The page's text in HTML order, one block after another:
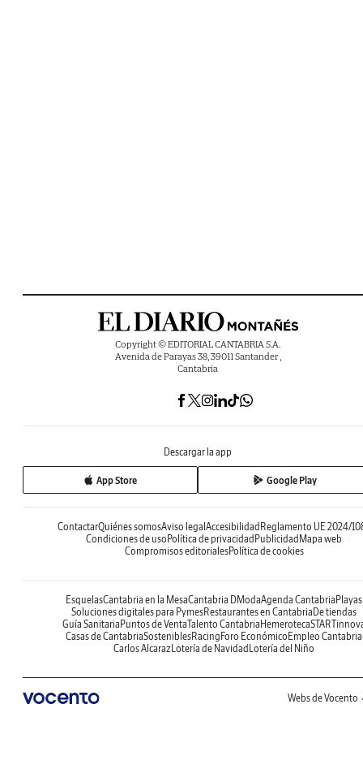
Copyright © EDITORIAL CANTABRIA S.A.
Avenida de Parayas 38, 39011 Santander ,
Cantabria
Descargar la app
App Store Google Play
ContactarQuiénes somosAviso legal Accesibilidad Reglamento UE 2024/
Condiciones de uso Política de privacidad Publicidad Mapa web
Compromisos editorialesPolítica de cookies
EsquelasCantabria en la MesaCantabria DModaAgenda Cantabria Playas
Soluciones digitales para PymesRestaurantes en Cantabria De tiendas
Guía Sanitaria Puntos de VentaTalento Cantabria Hemeroteca
Casas de CantabriaSosteniblesRacing Foro Económico Empleo Cantabria
Carlos AlcarazLotería de Navidad Lotería del Niño
Webs de Vocento